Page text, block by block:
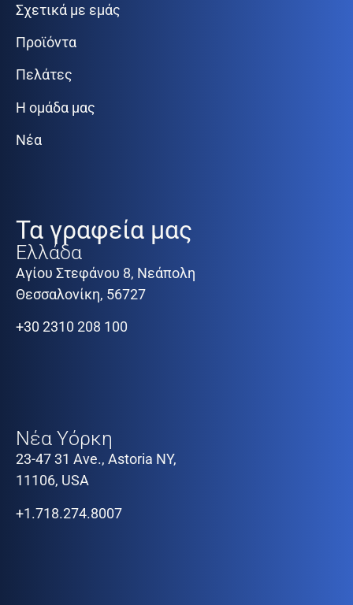
Σχετικά με εμάς
Προϊόντα
Πελάτες
Η ομάδα μας
Νέα
Τα γραφεία μας
Ελλάδα
Αγίου Στεφάνου 8, Νεάπολη
Θεσσαλονίκη, 56727
+30 2310 208 100
Νέα Υόρκη
23-47 31 Ave., Astoria NY,
11106, USA
+1.718.274.8007